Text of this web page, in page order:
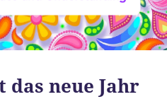
das neue Jahr